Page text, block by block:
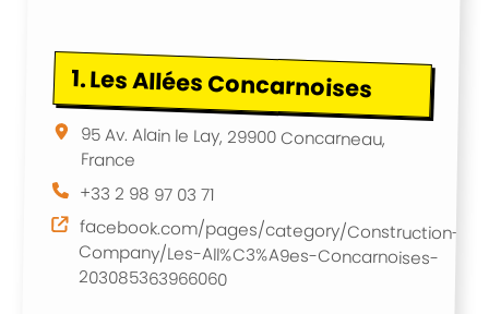
1.Les Allées Concarnoises
95 Av. Alain le Lay, 29900 Concarneau,
France
+33 2 98 97 03 71
facebook.com/pages/category/Construction-
Company/Les-All%C3%A9es-Concarnoises-
203085363966060